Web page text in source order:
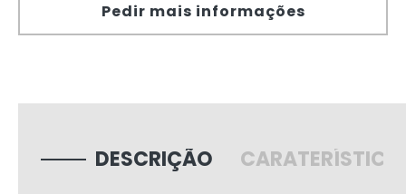
Pedir mais informações
DESCRIÇÃO